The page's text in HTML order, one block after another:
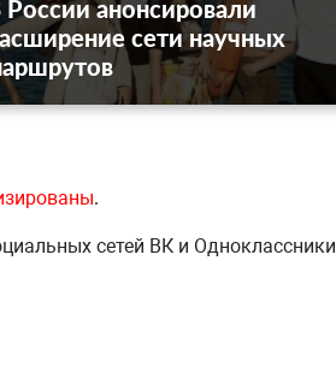
России анонсировали
сети научных
.
сетей ВК и Одноклассники